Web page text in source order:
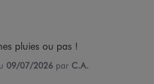
pluies ou pas !
09/07/2026 par C.A.